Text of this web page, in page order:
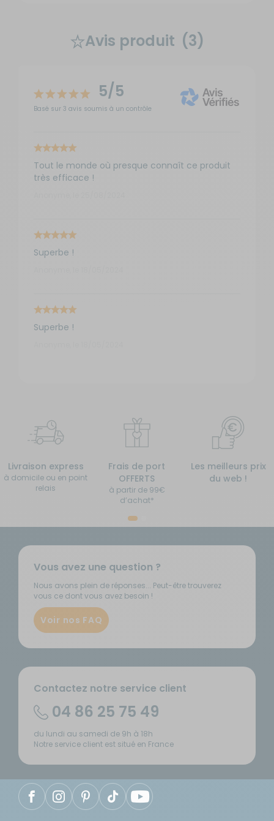
Avis produit (3)
5/5
Basé sur 3 avis soumis à un contrôle
Tout le monde où presque connaît ce produit
très efficace !
Superbe !
Superbe !
Livraison express
à domicile ou en point
relais
Frais de port
OFFERTS
à partir de 99€
d’achat*
Les meilleurs prix
du web !
Vous avez une question ?
Nous avons plein de réponses... Peut-être trouverez
vous ce dont vous avez besoin !
Voir nos FAQ
Contactez notre service client
04 86 25 75 49
du lundi au samedi de 9h à 18h
Notre service client est situé en France